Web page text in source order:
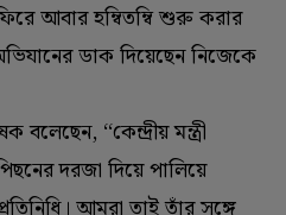
আবার হম্বিতম্বি শুরু করার
ডাক দিয়েছেন নিজেকে
‘‘কেন্দ্রীয় মন্ত্রী
দরজা দিয়ে পালিয়ে